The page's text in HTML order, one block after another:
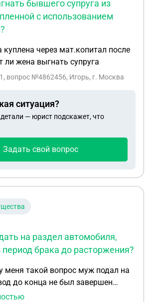
бывшего супруга из
с использованием
через мат.копитал после
ли жена выгнать супруга
, вопрос №4862456, Игорь, г. Москва
ситуация?
— юрист подскажет, что
Задать свой вопрос
на раздел автомобиля,
период брака до расторжения?
меня такой вопрос муж подал на
до конца не был завершен
год я обратилась в ЗАГС чтоб